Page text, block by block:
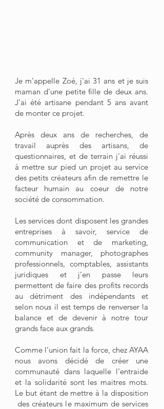
Je m'appelle Zoé, j'ai 31 ans et je suis
maman d'une petite fille de deux ans.
J'ai été artisane pendant 5 ans avant
de monter ce projet.
Après deux ans de recherches, de
travail auprès des artisans, de
questionnaires, et de terrain j'ai réussi
à mettre sur pied un projet au service
des petits créateurs afin de remettre le
facteur humain au coeur de notre
société de consommation.
Les services dont disposent les grandes
entreprises à savoir, service de
communication et de marketing,
community manager, photographes
professionnels, comptables, assistants
juridiques et j’en passe leurs
permettent de faire des profits records
au détriment des indépendants et
selon nous il est temps de renverser la
balance et de devenir à notre tour
grands face aux grands.
Comme l’union fait la force, chez AYAA
nous avons décidé de créer une
communauté dans laquelle l’entraide
et la solidarité sont les maitres mots.
Le but étant de mettre à la disposition
des créateurs le maximum de services